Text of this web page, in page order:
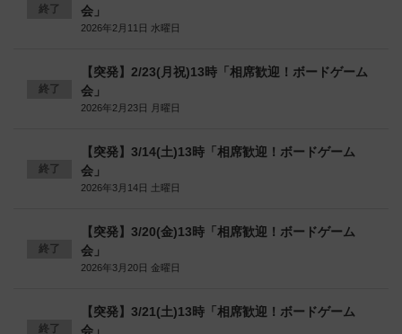
終了
会」
2026年2月11日 水曜日
終了
【突発】2/23(月祝)13時「相席歓迎！ボードゲーム
会」
2026年2月23日 月曜日
終了
【突発】3/14(土)13時「相席歓迎！ボードゲーム
会」
2026年3月14日 土曜日
終了
【突発】3/20(金)13時「相席歓迎！ボードゲーム
会」
2026年3月20日 金曜日
終了
【突発】3/21(土)13時「相席歓迎！ボードゲーム
会」